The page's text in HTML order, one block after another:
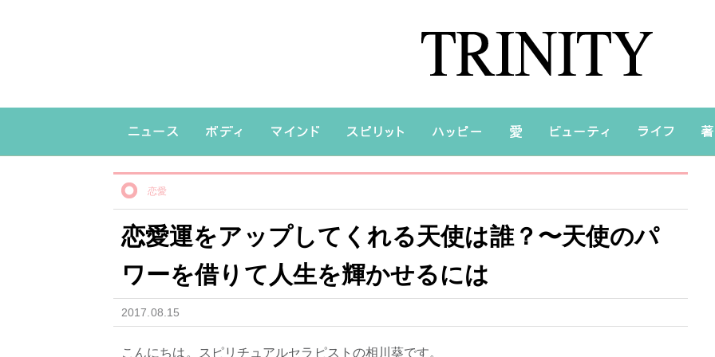
恋愛
恋愛運をアップしてくれる天使は誰？〜天使のパ
ワーを借りて人生を輝かせるには
2017.08.15
こんにちは。スピリチュアルセラピストの相川葵です。